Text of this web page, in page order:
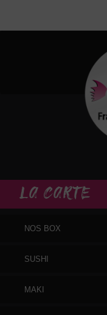
LA CARTE
NOS BOX
SUSHI
MAKI